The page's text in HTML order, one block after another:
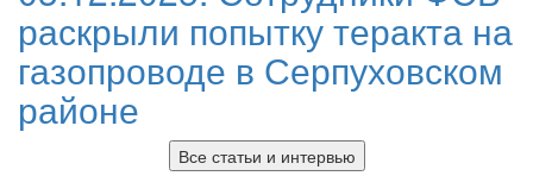
раскрыли попытку теракта на
газопроводе в Серпуховском
районе
Все статьи и интервью